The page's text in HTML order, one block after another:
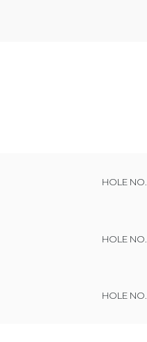
HOLE NO.
HOLE NO.
HOLE NO.